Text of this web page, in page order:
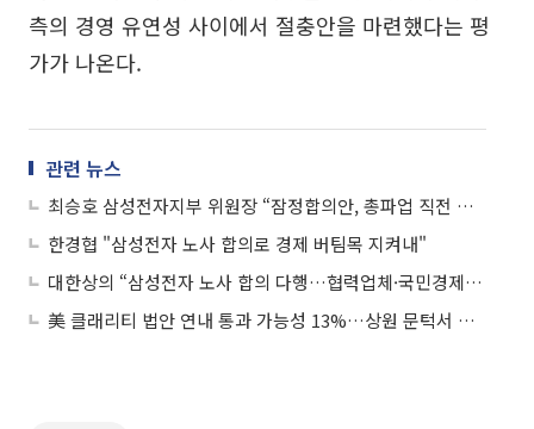
측의 경영 유연성 사이에서 절충안을 마련했다는 평
가가 나온다.
관련 뉴스
최승호 삼성전자지부 위원장 “잠정합의안, 총파업 직전 마지막 선택…조합원 평가 받겠다”
한경협 "삼성전자 노사 합의로 경제 버팀목 지켜내"
대한상의 “삼성전자 노사 합의 다행…협력업체·국민경제에 큰 의미”
美 클래리티 법안 연내 통과 가능성 13%…상원 문턱서 제동